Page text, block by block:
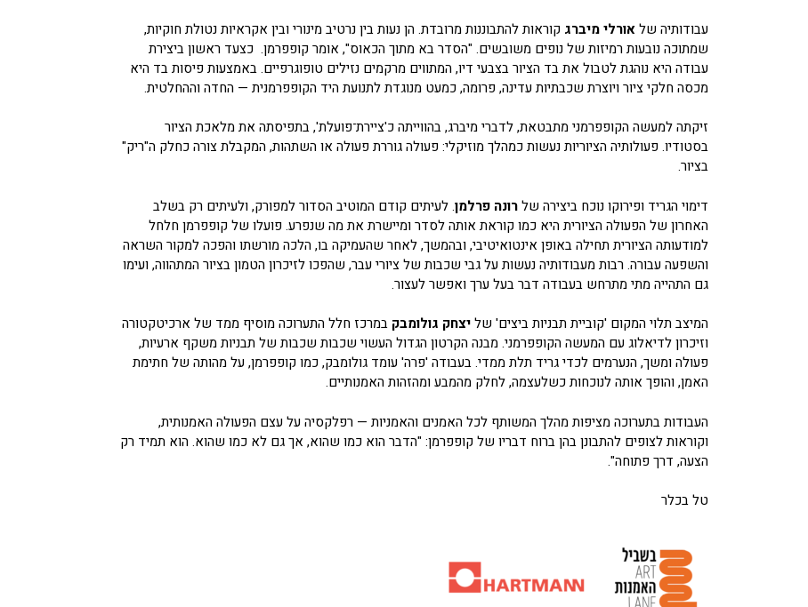
עבודותיה שלאורלי מיברג קוראות להתבוננות מרובדת. הן נעות בין נרטיב מינורי ובין אקראיות נטולת חוקיות,
שמתוכה נובעות רמיזות של נופים משובשים. "הסדר בא מתוך הכאוס", אומר קופפרמן. כצעד ראשון ביצירת
עבודה היא נוהגת לטבול את בד הציור בצבעי דיו, המתווים מרקמים נזילים טופוגרפיים. באמצעות פיסות בד היא
מכסה חלקי ציור ויוצרת שכבתיות עדינה, פרומה, כמעט מנוגדת לתנועת היד הקופפרמנית — החדה וההחלטית.
זיקתה למעשה הקופפרמני מתבטאת, לדברי מיברג, בהווייתה כ'ציירת־פועלת', בתפיסתה את מלאכת הציור
בסטודיו. פעולותיה הציוריות נעשות כמהלך מוזיקלי: פעולה גוררת פעולה או השתהות, המקבלת צורה כחלק ה"ריק"
בציור.
דימוי הגריד ופירוקו נוכח ביצירה שלרונה פרלמן. לעיתים קודם המוטיב הסדור למפורק, ולעיתים רק בשלב
האחרון של הפעולה הציורית היא כמו קוראת אותה לסדר ומיישרת את מה שנפרע. פועלו של קופפרמן חלחל
למודעותה הציורית תחילה באופן אינטואיטיבי, ובהמשך, לאחר שהעמיקה בו, הלכה מורשתו והפכה למקור השראה
והשפעה עבורה. רבות מעבודותיה נעשות על גבי שכבות של ציורי עבר, שהפכו לזיכרון הטמון בציור המתהווה, ועימו
גם התהייה מתי מתרחש בעבודה דבר בעל ערך ואפשר לעצור.
המיצב תלוי המקום 'קוביית תבניות ביצים' שליצחק גולומבק במרכז חלל התערוכה מוסיף ממד של ארכיטקטורה
וזיכרון לדיאלוג עם המעשה הקופפרמני. מבנה הקרטון הגדול העשוי שכבות שכבות של תבניות משקף ארעיות,
פעולה ומשך, הנערמים לכדי גריד תלת ממדי. בעבודה 'פרה' עומד גולומבק, כמו קופפרמן, על מהותה של חתימת
האמן, והופך אותה לנוכחות כשלעצמה, לחלק מהמבע ומהזהות האמנותיים.
העבודות בתערוכה מציפות מהלך המשותף לכל האמנים והאמניות — רפלקסיה על עצם הפעולה האמנותית,
וקוראות לצופים להתבונן בהן ברוח דבריו של קופפרמן: "הדבר הוא כמו שהוא, אך גם לא כמו שהוא. הוא תמיד רק
הצעה, דרך פתוחה".
טל בכלר